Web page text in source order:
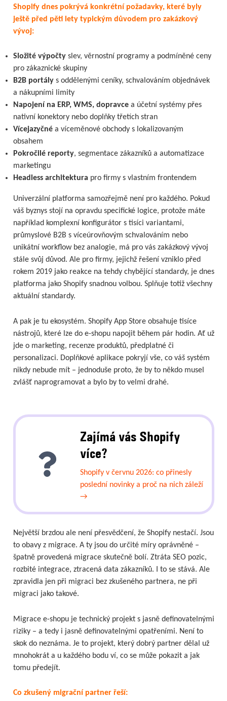
Shopify dnes pokrývá konkrétní požadavky, které byly
ještě před pěti lety typickým důvodem pro zakázkový
vývoj:
Složité výpočtyslev, věrnostní programy a podmíněné ceny
pro zákaznické skupiny
B2B portálys oddělenými ceníky, schvalováním objednávek
a nákupními limity
Napojení na ERP, WMS, dopravcea účetní systémy přes
nativní konektory nebo doplňky třetích stran
Vícejazyčnéa víceměnové obchody s lokalizovaným
obsahem
Pokročilé reporty, segmentace zákazníků a automatizace
marketingu
Headless architektura pro firmy s vlastním frontendem
Univerzální platforma samozřejmě není pro každého. Pokud
váš byznys stojí na opravdu specifické logice, protože máte
například komplexní konfigurátor s tisíci variantami,
průmyslové B2B s víceúrovňovým schvalováním nebo
unikátní workflow bez analogie, má pro vás zakázkový vývoj
stále svůj důvod. Ale pro firmy, jejichž řešení vzniklo před
rokem 2019 jako reakce na tehdy chybějící standardy, je dnes
platforma jako Shopify snadnou volbou. Splňuje totiž všechny
aktuální standardy.
A pak je tu ekosystém. Shopify App Store obsahuje tisíce
nástrojů, které lze do e-shopu napojit během pár hodin. Ať už
jde o marketing, recenze produktů, předplatné či
personalizaci. Doplňkové aplikace pokryjí vše, co váš systém
nikdy nebude mít – jednoduše proto, že by to někdo musel
zvlášť naprogramovat a bylo by to velmi drahé.
Zajímá vás Shopify
více?
Shopify v červnu 2026: co přinesly
poslední novinky a proč na nich záleží
→
Největší brzdou ale není přesvědčení, že Shopify nestačí. Jsou
to obavy z migrace. A ty jsou do určité míry oprávněné –
špatně provedená migrace skutečně bolí. Ztráta SEO pozic,
rozbité integrace, ztracená data zákazníků. I to se stává. Ale
zpravidla jen při migraci bez zkušeného partnera, ne při
migraci jako takové.
Migrace e-shopu je technický projekt s jasně definovatelnými
riziky – a tedy i jasně definovatelnými opatřeními. Není to
skok do neznáma. Je to projekt, který dobrý partner dělal už
mnohokrát a u každého bodu ví, co se může pokazit a jak
tomu předejít.
Co zkušený migrační partner řeší: